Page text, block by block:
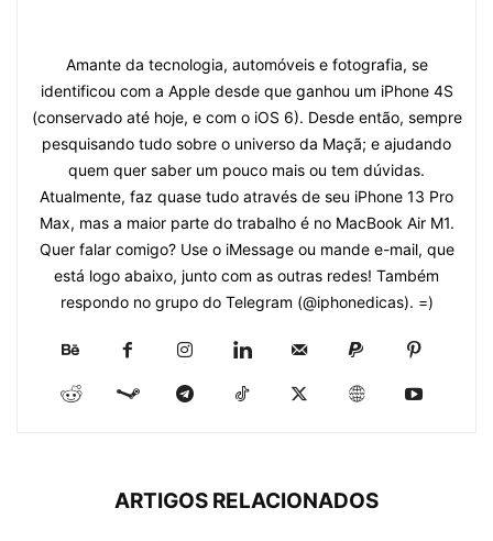
Amante da tecnologia, automóveis e fotografia, se
identificou com a Apple desde que ganhou um iPhone 4S
(conservado até hoje, e com o iOS 6). Desde então, sempre
pesquisando tudo sobre o universo da Maçã; e ajudando
quem quer saber um pouco mais ou tem dúvidas.
Atualmente, faz quase tudo através de seu iPhone 13 Pro
Max, mas a maior parte do trabalho é no MacBook Air M1.
Quer falar comigo? Use o iMessage ou mande e-mail, que
está logo abaixo, junto com as outras redes! Também
respondo no grupo do Telegram (@iphonedicas). =)
ARTIGOS RELACIONADOS